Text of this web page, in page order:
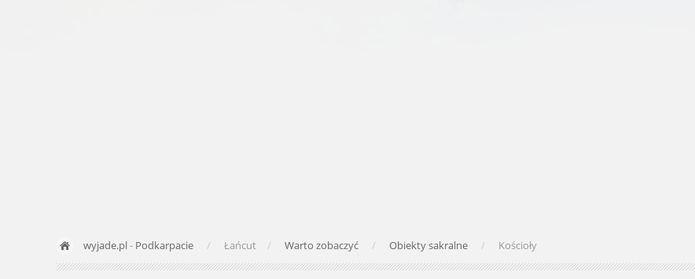
wyjade.pl- Podkarpacie Łańcut Warto zobaczyć Obiekty sakralne Kościoły